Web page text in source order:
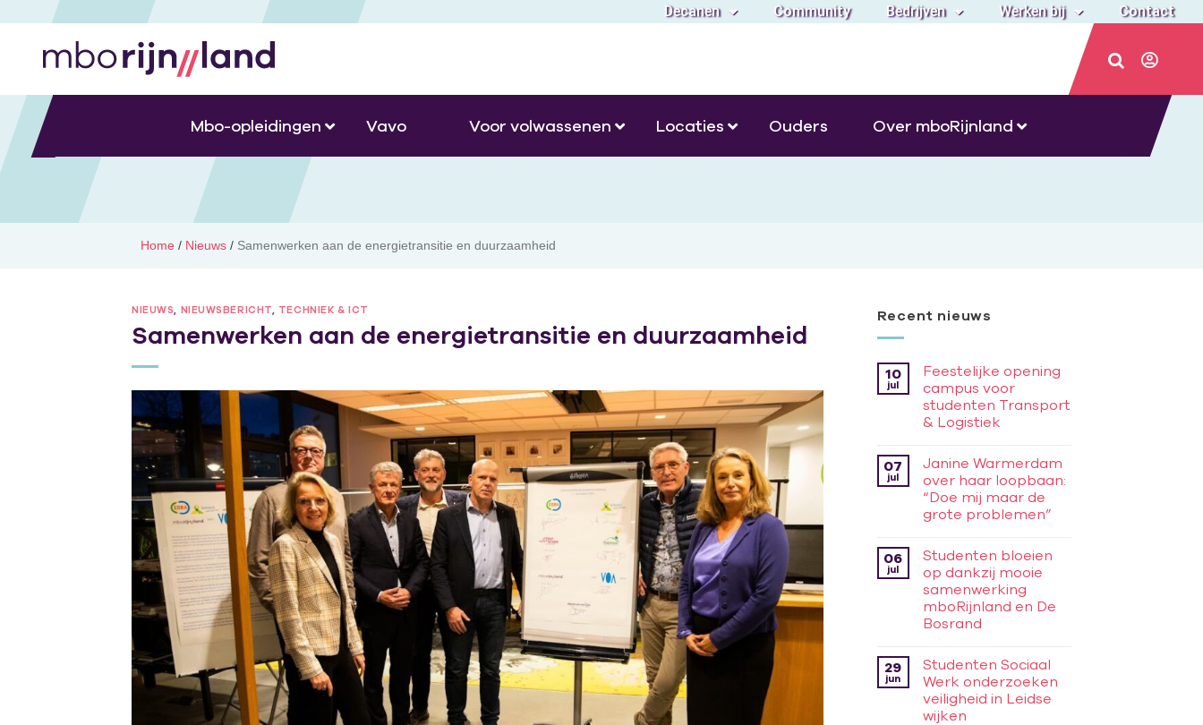
Decanen Community Bedrijven Werken bij Contact
Mbo-opleidingen Vavo Voor volwassenen Locaties Ouders Over mboRijnland
Home / Nieuws / Samenwerken aan de energietransitie en duurzaamheid
NIEUWS NIEUWSBERICHT TECHNIEK & ICT
Samenwerken aan de energietransitie en duurzaamheid
Recent nieuws
10
jul
Feestelijke opening
campus voor
studenten Transport
& Logistiek
07
jul
Janine Warmerdam
over haar loopbaan:
“Doe mij maar de
grote problemen”
06
jul
Studenten bloeien
op dankzij mooie
samenwerking
mboRijnland en De
Bosrand
29
jun
Studenten Sociaal
Werk onderzoeken
veiligheid in Leidse
wijken